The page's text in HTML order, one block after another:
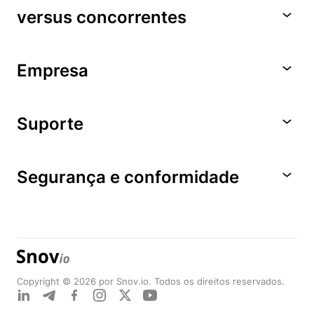
versus concorrentes
Empresa
Suporte
Segurança e conformidade
Copyright © 2026 por Snov.io. Todos os direitos reservados.